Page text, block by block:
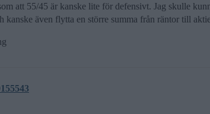
att 55/45 är kanske lite för defensivt. Jag skulle
kanske även flytta en större summa från räntor till